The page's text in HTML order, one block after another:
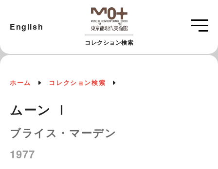
コレクション検索
English
ホーム コレクション検索
ムーン Ⅰ
ブライス・マーデン
1977